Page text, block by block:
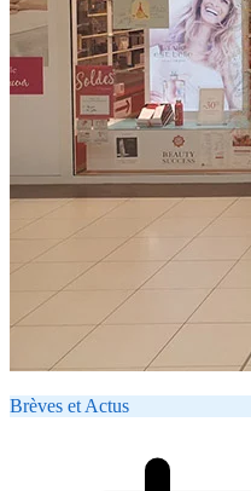
Brèves et Actus